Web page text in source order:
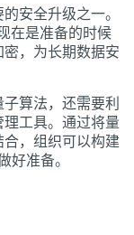
安全升级之一。
在是准备的时候
，为长期数据安
算法，还需要利
工具。通过将量
，组织可以构建
好准备。